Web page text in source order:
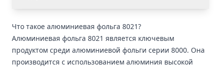
Что такое алюминиевая фольга 8021?
Алюминиевая фольга 8021 является ключевым
продуктом среди алюминиевой фольги серии 8000. Она
производится с использованием алюминия высокой